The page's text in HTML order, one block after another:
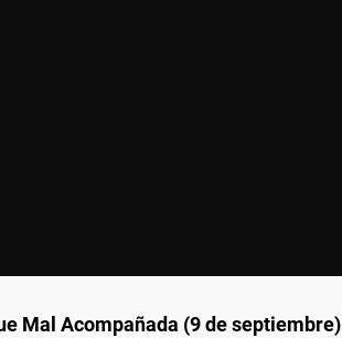
Mal Acompañada (9 de septiembre)